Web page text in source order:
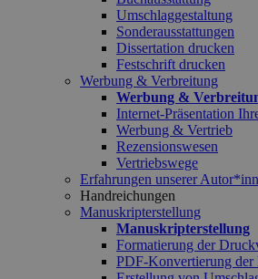
Umschlaggestaltung
Sonderausstattungen
Dissertation drucken
Festschrift drucken
Werbung & Verbreitung
Werbung &
Internet-Präsentation
Werbung & Vertrieb
Rezensionswesen
Vertriebswege
Erfahrungen unserer
Handreichungen
Manuskripterstellung
Manuskripterstellung
Formatierung der
PDF-Konvertierung der